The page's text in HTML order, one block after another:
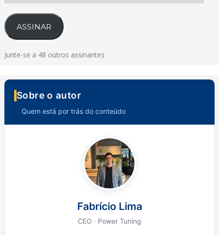
e-
mail
ASSINAR
Junte-se a 48 outros assinantes
Sobre o autor
Quem está por trás do conteúdo
Fabrício Lima
CEO · Power Tuning